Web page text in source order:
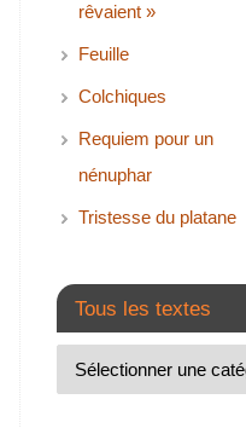
rêvaient »
Feuille
Colchiques
Requiem pour un
nénuphar
Tristesse du platane
Tous les textes